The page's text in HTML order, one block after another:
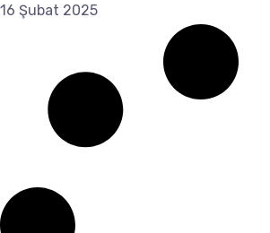
16 Şubat 2025